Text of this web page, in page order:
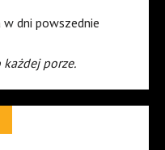
w dni powszednie
porze.